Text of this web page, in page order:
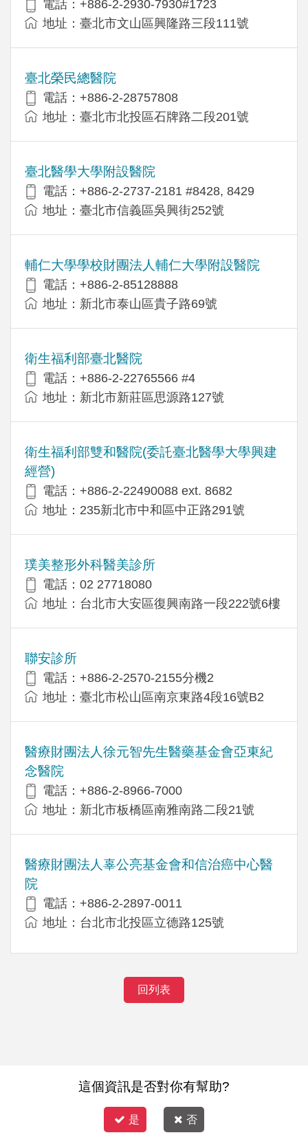
電話：+886-2-2930-7930#1723
地址：臺北市文山區興隆路三段111號
臺北榮民總醫院
電話：+886-2-28757808
地址：臺北市北投區石牌路二段201號
臺北醫學大學附設醫院
電話：+886-2-2737-2181 #8428, 8429
地址：臺北市信義區吳興街252號
輔仁大學學校財團法人輔仁大學附設醫院
電話：+886-2-85128888
地址：新北市泰山區貴子路69號
衛生福利部臺北醫院
電話：+886-2-22765566 #4
地址：新北市新莊區思源路127號
衛生福利部雙和醫院(委託臺北醫學大學興建
經營)
電話：+​886-2-22490088 ext. 8682
地址：​235新北市中和區中正路291號
璞美整形外科醫美診所
電話：02 27718080
地址：台北市大安區復興南路一段222號6樓
聯安診所
電話：+886-2-2570-2155分機2
地址：臺北市松山區南京東路4段16號B2
醫療財團法人徐元智先生醫藥基金會亞東紀
念醫院
電話：+886-2-8966-7000
地址：新北市板橋區南雅南路二段21號
醫療財團法人辜公亮基金會和信治癌中心醫
院
電話：+886-2-2897-0011
地址：台北市北投區立德路125號
回列表
這個資訊是否對你有幫助?
是 否